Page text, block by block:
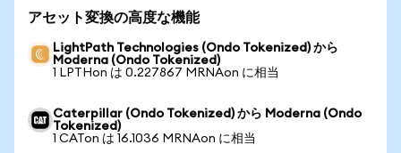
アセット変換の高度な機能
LightPath Technologies (Ondo Tokenized) から
Moderna (Ondo Tokenized)
1 LPTHon は 0.227867 MRNAon に相当
Caterpillar (Ondo Tokenized) から Moderna (Ondo
Tokenized)
1 CATon は 16.1036 MRNAon に相当